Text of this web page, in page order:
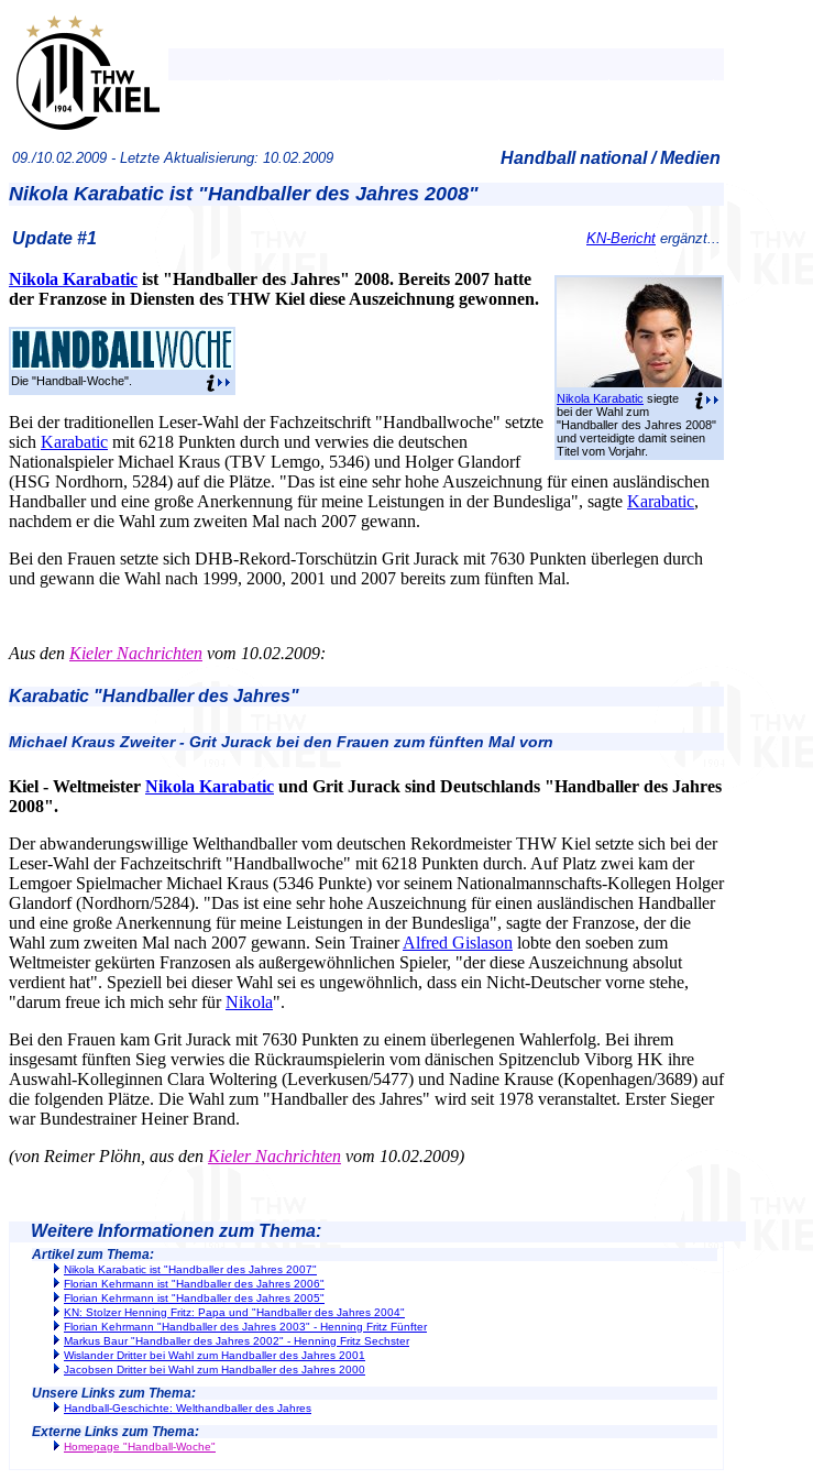
09./10.02.2009 - Letzte Aktualisierung: 10.02.2009 Handball national / Medien
Nikola Karabatic ist "Handballer des Jahres 2008"
Update #1 KN-Bericht ergänzt...
Nikola Karabatic siegte
bei der Wahl zum
"Handballer des Jahres 2008"
und verteidigte damit seinen
Titel vom Vorjahr.
Nikola Karabatic ist "Handballer des Jahres" 2008. Bereits 2007 hatte
der Franzose in Diensten des THW Kiel diese Auszeichnung gewonnen.
Die "Handball-Woche".
Bei der traditionellen Leser-Wahl der Fachzeitschrift "Handballwoche" setzte
sich Karabatic mit 6218 Punkten durch und verwies die deutschen
Nationalspieler Michael Kraus (TBV Lemgo, 5346) und Holger Glandorf
(HSG Nordhorn, 5284) auf die Plätze. "Das ist eine sehr hohe Auszeichnung für einen ausländischen
Handballer und eine große Anerkennung für meine Leistungen in der Bundesliga", sagte Karabatic,
nachdem er die Wahl zum zweiten Mal nach 2007 gewann.
Bei den Frauen setzte sich DHB-Rekord-Torschützin Grit Jurack mit 7630 Punkten überlegen durch
und gewann die Wahl nach 1999, 2000, 2001 und 2007 bereits zum fünften Mal.
Aus den Kieler Nachrichten vom 10.02.2009:
Karabatic "Handballer des Jahres"
Michael Kraus Zweiter - Grit Jurack bei den Frauen zum fünften Mal vorn
Kiel - Weltmeister Nikola Karabatic und Grit Jurack sind Deutschlands "Handballer des Jahres
2008".
Der abwanderungswillige Welthandballer vom deutschen Rekordmeister THW Kiel setzte sich bei der
Leser-Wahl der Fachzeitschrift "Handballwoche" mit 6218 Punkten durch. Auf Platz zwei kam der
Lemgoer Spielmacher Michael Kraus (5346 Punkte) vor seinem Nationalmannschafts-Kollegen Holger
Glandorf (Nordhorn/5284). "Das ist eine sehr hohe Auszeichnung für einen ausländischen Handballer
und eine große Anerkennung für meine Leistungen in der Bundesliga", sagte der Franzose, der die
Wahl zum zweiten Mal nach 2007 gewann. Sein TrainerAlfred Gislason lobte den soeben zum
Weltmeister gekürten Franzosen als außergewöhnlichen Spieler, "der diese Auszeichnung absolut
verdient hat". Speziell bei dieser Wahl sei es ungewöhnlich, dass ein Nicht-Deutscher vorne stehe,
"darum freue ich mich sehr fürNikola".
Bei den Frauen kam Grit Jurack mit 7630 Punkten zu einem überlegenen Wahlerfolg. Bei ihrem
insgesamt fünften Sieg verwies die Rückraumspielerin vom dänischen Spitzenclub Viborg HK ihre
Auswahl-Kolleginnen Clara Woltering (Leverkusen/5477) und Nadine Krause (Kopenhagen/3689) auf
die folgenden Plätze. Die Wahl zum "Handballer des Jahres" wird seit 1978 veranstaltet. Erster Sieger
war Bundestrainer Heiner Brand.
(von Reimer Plöhn, aus den Kieler Nachrichten vom 10.02.2009)
Weitere Informationen zum Thema:
Artikel zum Thema:
Nikola Karabatic ist "Handballer des Jahres 2007"
Florian Kehrmann ist "Handballer des Jahres 2006"
Florian Kehrmann ist "Handballer des Jahres 2005"
KN: Stolzer Henning Fritz: Papa und "Handballer des Jahres 2004"
Florian Kehrmann "Handballer des Jahres 2003" - Henning Fritz Fünfter
Markus Baur "Handballer des Jahres 2002" - Henning Fritz Sechster
Wislander Dritter bei Wahl zum Handballer des Jahres 2001
Jacobsen Dritter bei Wahl zum Handballer des Jahres 2000
Unsere Links zum Thema:
Handball-Geschichte: Welthandballer des Jahres
Externe Links zum Thema:
Homepage "Handball-Woche"